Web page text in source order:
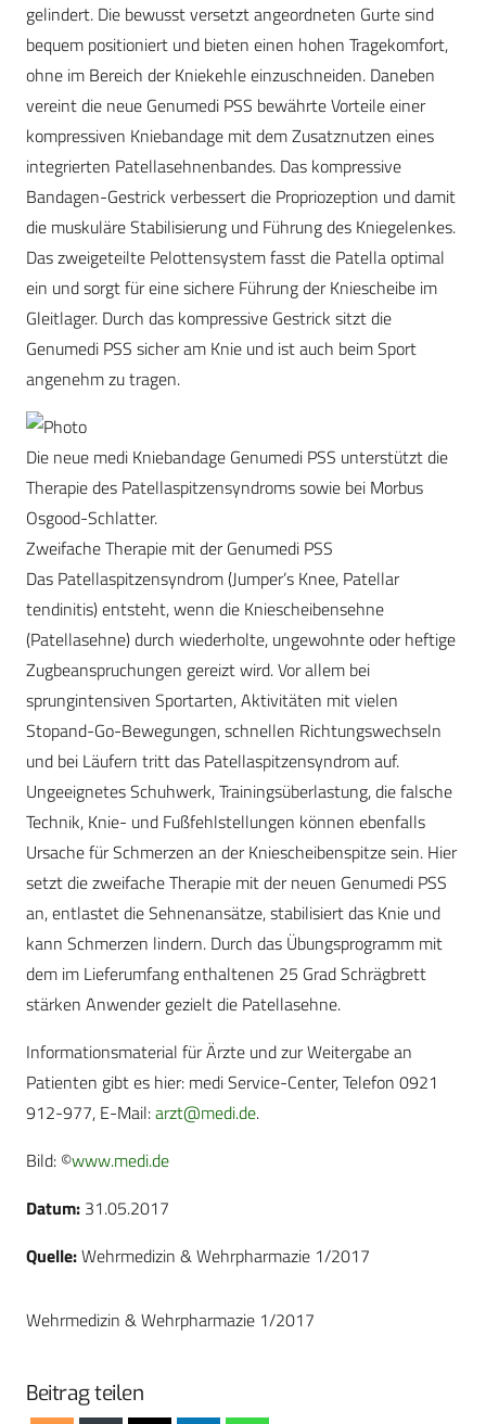
gelindert. Die bewusst versetzt angeordneten Gurte sind
bequem positioniert und bieten einen hohen Tragekomfort,
ohne im Bereich der Kniekehle einzuschneiden. Daneben
vereint die neue Genumedi PSS bewährte Vorteile einer
kompressiven Kniebandage mit dem Zusatznutzen eines
integrierten Patellasehnenbandes. Das kompressive
Bandagen-Gestrick verbessert die Propriozeption und damit
die muskuläre Stabilisierung und Führung des Kniegelenkes.
Das zweigeteilte Pelottensystem fasst die Patella optimal
ein und sorgt für eine sichere Führung der Kniescheibe im
Gleitlager. Durch das kompressive Gestrick sitzt die
Genumedi PSS sicher am Knie und ist auch beim Sport
angenehm zu tragen.
Die neue medi Kniebandage Genumedi PSS unterstützt die
Therapie des Patellaspitzensyndroms sowie bei Morbus
Osgood-Schlatter.
Zweifache Therapie mit der Genumedi PSS
Das Patellaspitzensyndrom (Jumper’s Knee, Patellar
tendinitis) entsteht, wenn die Kniescheibensehne
(Patellasehne) durch wiederholte, ungewohnte oder heftige
Zugbeanspruchungen gereizt wird. Vor allem bei
sprungintensiven Sportarten, Aktivitäten mit vielen
Stopand-Go-Bewegungen, schnellen Richtungswechseln
und bei Läufern tritt das Patellaspitzensyndrom auf.
Ungeeignetes Schuhwerk, Trainingsüberlastung, die falsche
Technik, Knie- und Fußfehlstellungen können ebenfalls
Ursache für Schmerzen an der Kniescheibenspitze sein. Hier
setzt die zweifache Therapie mit der neuen Genumedi PSS
an, entlastet die Sehnenansätze, stabilisiert das Knie und
kann Schmerzen lindern. Durch das Übungsprogramm mit
dem im Lieferumfang enthaltenen 25 Grad Schrägbrett
stärken Anwender gezielt die Patellasehne.
Informationsmaterial für Ärzte und zur Weitergabe an
Patienten gibt es hier: medi Service-Center, Telefon 0921
912-977, E-Mail:arzt@medi.de.
Bild: ©www.medi.de
Datum: 31.05.2017
Quelle:Wehrmedizin & Wehrpharmazie 1/2017
Wehrmedizin & Wehrpharmazie 1/2017
Beitrag teilen